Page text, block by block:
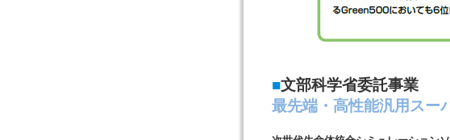
■文部科学省委託事業
最先端・高性能汎用スー